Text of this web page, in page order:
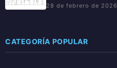
28 de febrero de 2026
CATEGORÍA POPULAR